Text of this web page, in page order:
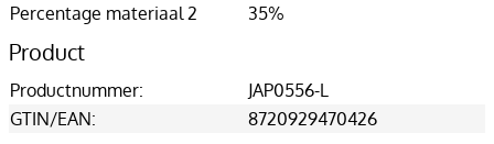
Percentage materiaal 2
35%
Product
Productnummer:
JAP0556-L
GTIN/EAN:
8720929470426